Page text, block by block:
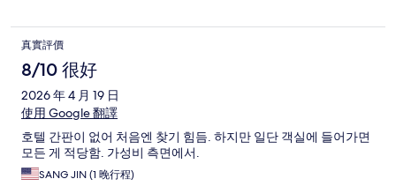
真實評價
8/10 很好
2026 年 4 月 19 日
使用 Google 翻譯
호텔 간판이 없어 처음엔 찾기 힘듬. 하지만 일단 객실에 들어가면
모든 게 적당함. 가성비 측면에서.
SANG JIN (1 晚行程)